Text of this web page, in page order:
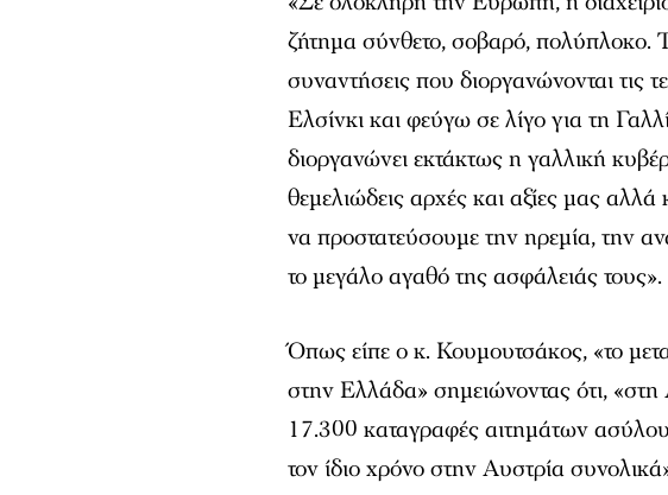
ζήτημα σύνθετο, σοβαρό, πολύπλοκο.
συναντήσεις που διοργανώνονται τις
Ελσίνκι και φεύγω σε λίγο για τη
διοργανώνει εκτάκτως η γαλλική
θεμελιώδεις αρχές και αξίες μας
να προστατεύσουμε την ηρεμία, την
το μεγάλο αγαθό της ασφάλειάς τους».
Όπως είπε ο κ. Κουμουτσάκος, «το
στην Ελλάδα» σημειώνοντας ότι,
17.300 καταγραφές αιτημάτων
τον ίδιο χρόνο στην Αυστρία